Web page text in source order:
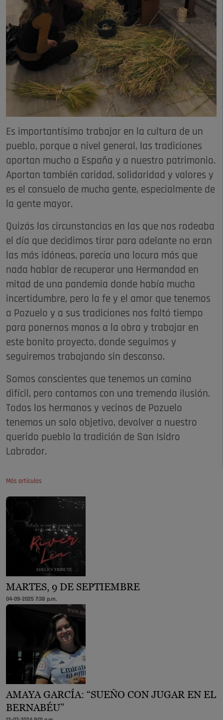
Es importantísimo trabajar en la cultura de un
pueblo, porque a nivel general, las tradiciones
aportan mucho a España y a nuestro patrimonio.
Aportan también caridad, solidaridad y valores y
es el consuelo de mucha gente, especialmente de
la gente mayor.
Quizás las circunstancias en las que nos rodeaba
el día que decidimos tirar para adelante no eran
las más idóneas, parecía una locura más que
nada hablar de recuperar una Hermandad en
mitad de una pandemia donde había mucha
incertidumbre, pero la fe y el amor que tenemos
a Pozuelo y a sus tradiciones nos faltó tiempo
para ponernos manos a la obra y trabajar en
este bonito proyecto, donde seguimos y
seguiremos trabajando sin descanso.
Somos conscientes que tenemos un camino
difícil, pero contamos con una tremenda ilusión.
Todos los hermanos y vecinos de Pozuelo
tenemos un solo objetivo, devolver a nuestro
querido pueblo la tradición de San Isidro
Labrador.
Más artículos
MARTES, 9 DE SEPTIEMBRE
04-09-2025 7:38 p.m.
AMAYA GARCÍA: “SUEÑO CON JUGAR EN EL
BERNABÉU”